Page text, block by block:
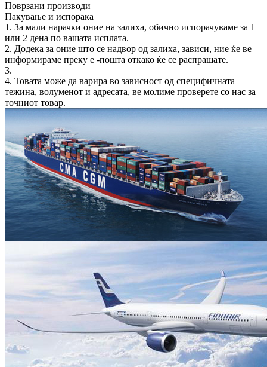
Поврзани производи
Пакување и испорака
1. За мали нарачки оние на залиха, обично испорачуваме за 1
или 2 дена по вашата исплата.
2. Додека за оние што се надвор од залиха, зависи, ние ќе ве
информираме преку е -пошта откако ќе се распрашате.
3.
4. Товата може да варира во зависност од специфичната
тежина, волуменот и адресата, ве молиме проверете со нас за
точниот товар.